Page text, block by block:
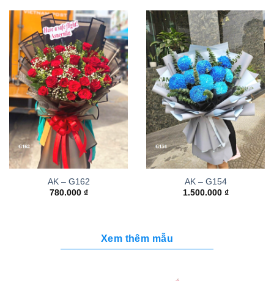
AK – G162
780.000 ₫
AK – G154
1.500.000 ₫
Xem thêm mẫu